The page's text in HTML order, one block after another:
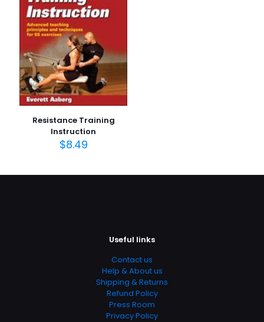
Daha sonraki yorumlarımda kullanılması için adım, e-
posta adresim ve site adresim bu tarayıcıya
kaydedilsin.
Resistance Training
Instruction
$8.49
Useful links
Contact us
Help & About us
Shipping & Returns
Refund Policy
Press Room
Privacy Policy